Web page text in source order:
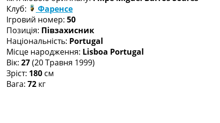
Таблиці
Чемпіонат Світу. Турнирні таблиці
Таблиця УПЛ
Перша Ліга
Таблиця АПЛ
Таблиця Ла Ліги
Таблиця Ліги Чемпіонів
Всі таблиці >>>
Клуб:
Фаренсе
Ігровий номер: 50
Позиція: Півзахисник
Національність: Portugal
Місце народження: Lisboa Portugal
Вік: 27(20 Травня 1999)
Зріст: 180 см
Вага: 72 кг